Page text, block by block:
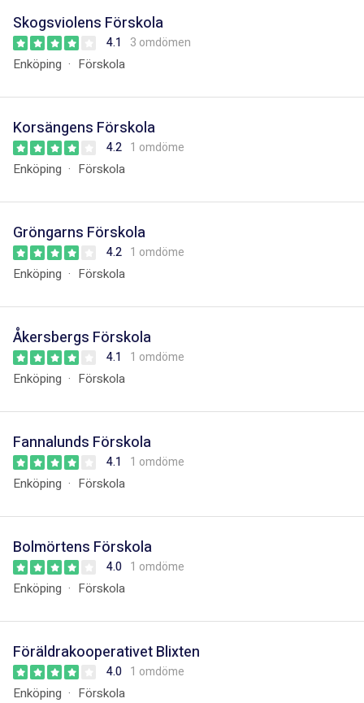
Skogsviolens Förskola
4.1 3 omdömen
Enköping Förskola
Korsängens Förskola
4.2 1 omdöme
Enköping Förskola
Gröngarns Förskola
4.2 1 omdöme
Enköping Förskola
Åkersbergs Förskola
4.1 1 omdöme
Enköping Förskola
Fannalunds Förskola
4.1 1 omdöme
Enköping Förskola
Bolmörtens Förskola
4.0 1 omdöme
Enköping Förskola
Föräldrakooperativet Blixten
4.0 1 omdöme
Enköping Förskola